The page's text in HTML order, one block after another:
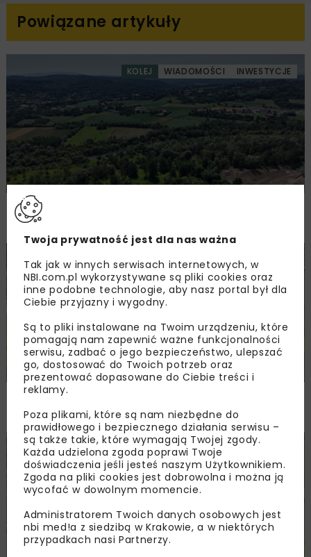
Powiązane artykuły
KOLEJ WIADOMOŚCI INWESTYCJE
PKP PLK ogłosiły przetarg na odcinek Gdów
– Szczyrzyc projektu Podłęże–Piekiełko
DROGI INWESTYCJE WIADOMOŚCI
Rozbudowa DW450 między Mirkowem
a Wieruszowem z dofinansowaniem UE
DROGI INWESTYCJE WIADOMOŚCI
Twoja prywatność jest dla nas ważna
Tak jak w innych serwisach internetowych, w
NBI.com.pl wykorzystywane są pliki cookies oraz
inne podobne technologie, aby nasz portal był dla
Ciebie przyjazny i wygodny.
Są to pliki instalowane na Twoim urządzeniu, które
pomagają nam zapewnić ważne funkcjonalności
serwisu, zadbać o jego bezpieczeństwo, ulepszać
go, dostosować do Twoich potrzeb oraz
prezentować dopasowane do Ciebie treści i
reklamy.
Poza plikami, które są nam niezbędne do
prawidłowego i bezpiecznego działania serwisu –
są także takie, które wymagają Twojej zgody.
Każda udzielona zgoda poprawi Twoje
doświadczenia jeśli jesteś naszym Użytkownikiem.
Zgoda na pliki cookies jest dobrowolna i można ją
wycofać w dowolnym momencie.
Administratorem Twoich danych osobowych jest
nbi med!a z siedzibą w Krakowie, a w niektórych
przypadkach nasi Partnerzy.